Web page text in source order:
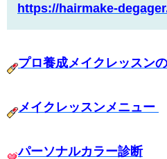
https://hairmake-
プロ養成メイクレッスン
メイクレッスンメニュー
パーソナルカラー診断